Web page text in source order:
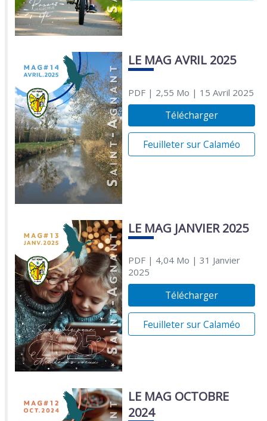
LE MAG AVRIL 2025
PDF| 2,55 Mo | 15 Avril 2025
Télécharger
Feuilleter sur Calaméo
LE MAG JANVIER 2025
PDF| 4,04 Mo | 31 Janvier
2025
Télécharger
Feuilleter sur Calaméo
LE MAG OCTOBRE
2024